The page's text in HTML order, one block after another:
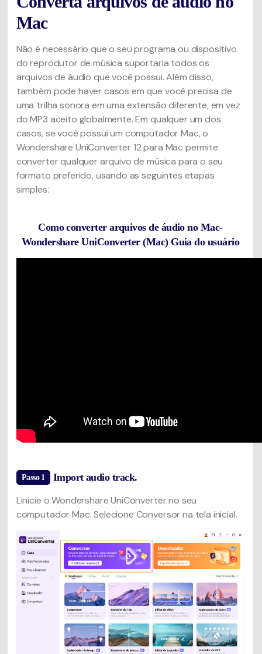
Mac
Não é necessário que o seu programa ou dispositivo
do reprodutor de música suportaria todos os
arquivos de áudio que você possui. Além disso,
também pode haver casos em que você precisa de
uma trilha sonora em uma extensão diferente, em vez
do MP3 aceito globalmente. Em qualquer um dos
casos, se você possui um computador Mac, o
Wondershare UniConverter 12 para Mac permite
converter qualquer arquivo de música para o seu
formato preferido, usando as seguintes etapas
simples:
Como converter arquivos de áudio no Mac-
Wondershare UniConverter (Mac) Guia do usuário
Passo 1 Import audio track.
Linicie o Wondershare UniConverter no seu
computador Mac. Selecione Conversor na tela inicial.